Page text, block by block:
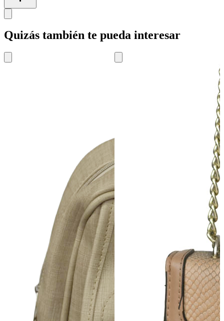
Quizás también te pueda interesar